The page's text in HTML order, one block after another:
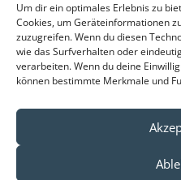
Um dir ein optimales Erlebnis zu
Cookies, um Geräteinformationen
zuzugreifen. Wenn du diesen
wie das Surfverhalten oder
verarbeiten. Wenn du deine
können bestimmte Merkmale und